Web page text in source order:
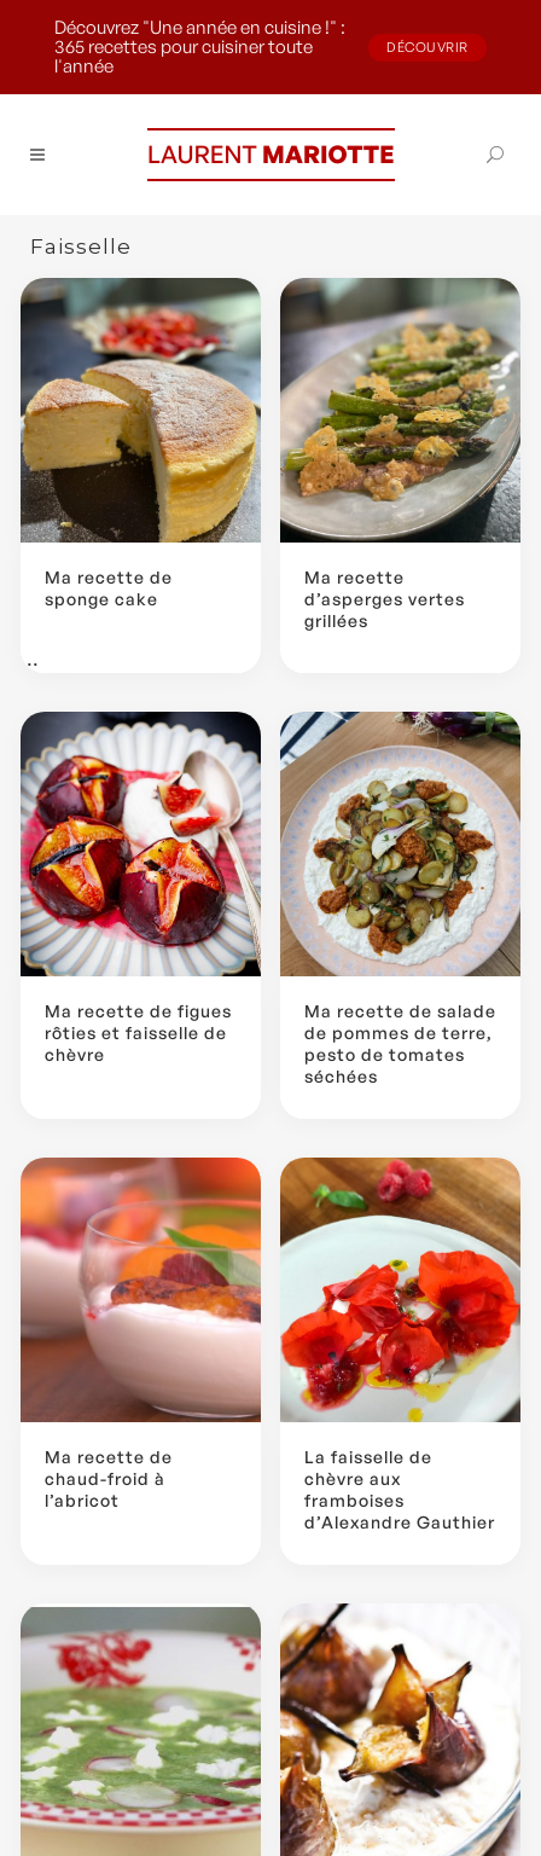
Découvrez "Une année en cuisine !" :
365 recettes pour cuisiner toute
l'année
DÉCOUVRIR
Faisselle
Ma recette de
sponge cake
...
Ma recette
d’asperges vertes
grillées
Ma recette de figues
rôties et faisselle de
chèvre
Ma recette de salade
de pommes de terre,
pesto de tomates
séchées
Ma recette de
chaud-froid à
l’abricot
La faisselle de
chèvre aux
framboises
d’Alexandre Gauthier